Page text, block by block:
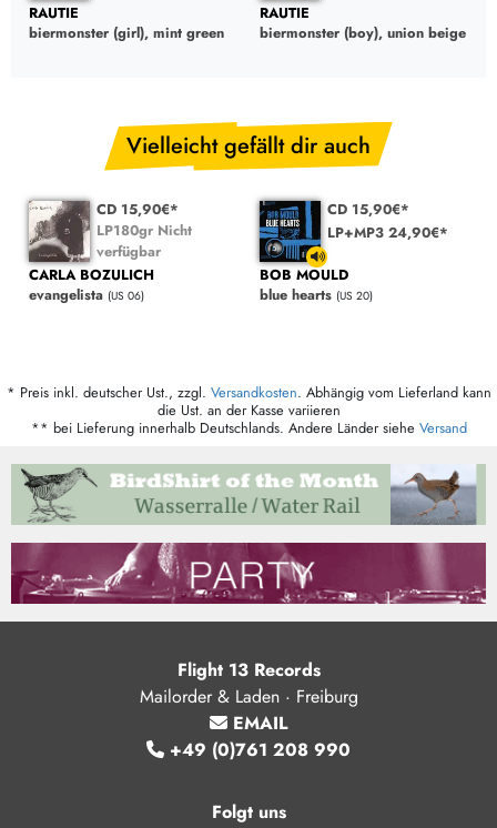
RAUTIE
biermonster (girl), mint green
RAUTIE
biermonster (boy), union beige
Vielleicht gefällt dir auch
CD 15,90€*
LP180gr Nicht
verfügbar
CARLA BOZULICH
evangelista (US 06)
CD 15,90€*
LP+MP3 24,90€*
BOB MOULD
blue hearts (US 20)
* Preis inkl. deutscher Ust., zzgl. Versandkosten. Abhängig vom Lieferland kann
die Ust. an der Kasse variieren
** bei Lieferung innerhalb Deutschlands. Andere Länder siehe Versand
Flight 13 Records
Mailorder & Laden · Freiburg
EMAIL
+49 (0)761 208 990
Folgt uns